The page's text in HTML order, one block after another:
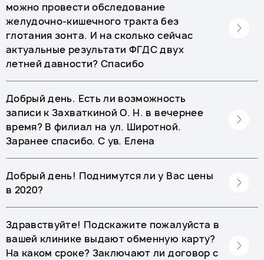
можно провести обследование
желудочно-кишечного тракта без
глотания зонта. И на сколько сейчас
актуальные результати ФГДС двух
летней давности? Спасибо
Добрый день. Есть ли возможность
записи к Захваткиной О. Н. в вечернее
время? В филиал на ул. Широтной.
Заранее спасибо. С ув. Елена
Добрый день! Поднимутся ли у Вас цены
в 2020?
Здравствуйте! Подскажите пожалуйста в
вашей клинике выдают обменную карту?
На каком сроке? Заключают ли договор с